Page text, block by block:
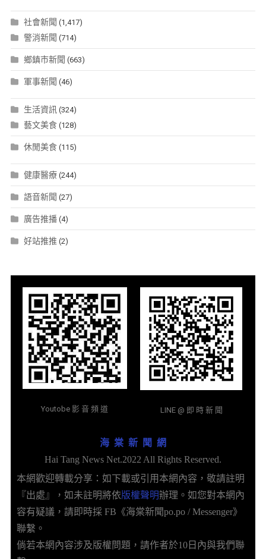
社會新聞 (1,417)
警消新聞 (714)
鄉鎮市新聞 (663)
軍事新聞 (46)
生活資訊(324)
藝文美食(128)
休閒美食(115)
健康醫療(244)
語音新聞 (27)
廣告推播(4)
好站推推 (2)
Youtobe 影 音 頻 道 LINE @ 即 時 新 聞
海 棠 新 聞 網
Hai Tang News Net.2022 All Rights Reserved.
本網歡迎轉載分享：如下載或引用本網內容，敬請註明
『出處』，如未註明將依版權聲明辦理。如您對本網內
容有疑議，請即時採 FB《海棠新聞po.po / Messenger》
聯繫。
倘若本網內容涉及版權問題，請作者於10日內與我們聯